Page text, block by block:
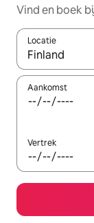
Vind en boek
Locatie
Wanneer er
Aankomst
Vertrek